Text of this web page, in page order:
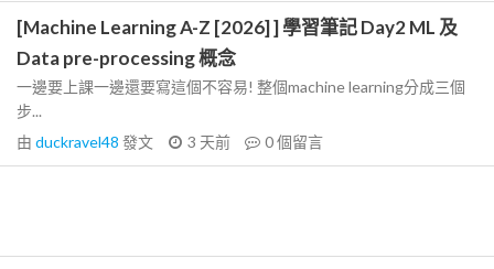
[Machine Learning A-Z [2026] ] 學習筆記 Day2 ML 及
Data pre-processing 概念
一邊要上課一邊還要寫這個不容易! 整個machine learning分成三個
步...
由 duckravel48 發文 3 天前 0個留言